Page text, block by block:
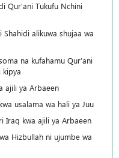
Qur'ani Tukufu Nchini
alikuwa shujaa wa
na kufahamu Qur’ani
kipya
ajili ya Arbaeen
usalama wa hali ya Juu
Iraq kwa ajili ya Arbaeen
Hizbullah ni ujumbe wa